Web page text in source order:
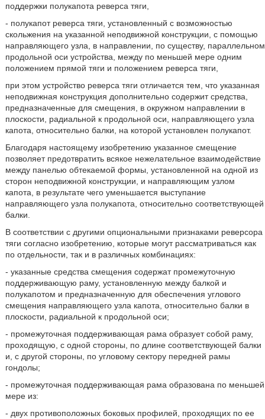
поддержки полукапота реверса тяги,
- полукапот реверса тяги, установленный с возможностью
скольжения на указанной неподвижной конструкции, с помощью
направляющего узла, в направлении, по существу, параллельном
продольной оси устройства, между по меньшей мере одним
положением прямой тяги и положением реверса тяги,
при этом устройство реверса тяги отличается тем, что указанная
неподвижная конструкция дополнительно содержит средства,
предназначенные для смещения, в окружном направлении в
плоскости, радиальной к продольной оси, направляющего узла
капота, относительно балки, на которой установлен полукапот.
Благодаря настоящему изобретению указанное смещение
позволяет предотвратить всякое нежелательное взаимодействие
между панелью обтекаемой формы, установленной на одной из
сторон неподвижной конструкции, и направляющим узлом
капота, в результате чего уменьшается выступание
направляющего узла полукапота, относительно соответствующей
балки.
В соответствии с другими опциональными признаками реверсора
тяги согласно изобретению, которые могут рассматриваться как
по отдельности, так и в различных комбинациях:
- указанные средства смещения содержат промежуточную
поддерживающую раму, установленную между балкой и
полукапотом и предназначенную для обеспечения углового
смещения направляющего узла капота, относительно балки в
плоскости, радиальной к продольной оси;
- промежуточная поддерживающая рама образует собой раму,
проходящую, с одной стороны, по длине соответствующей балки
и, с другой стороны, по угловому сектору передней рамы
гондолы;
- промежуточная поддерживающая рама образована по меньшей
мере из:
- двух противоположных боковых профилей, проходящих по ее